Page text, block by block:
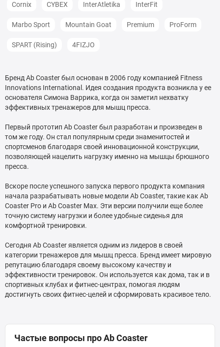
Cornix CYBEX InterAtletika InterFit
Marbo Sport Mountain Goat Premium ProForm
SPART (Rising) 4FIZJO
Бренд Ab Coaster был основан в 2006 году компанией Fitness
Innovations International. Идея создания продукта возникла у ее
основателя Симона Варрика, когда он заметил нехватку
эффективных тренажеров для мышц пресса.
Первый прототип Ab Coaster был разработан и произведен в
том же году. Он стал популярным среди знаменитостей и
спортсменов благодаря своей инновационной конструкции,
позволяющей нацелить нагрузку именно на мышцы брюшного
пресса.
Вскоре после успешного запуска первого продукта компания
начала разрабатывать новые модели Ab Coaster, такие как Ab
Coaster Pro и Ab Coaster Max. Эти версии получили еще более
точную систему нагрузки и более удобные сиденья для
комфортной тренировки.
Сегодня Ab Coaster является одним из лидеров в своей
категории тренажеров для мышц пресса. Бренд имеет мировую
репутацию благодаря своему высокому качеству и
эффективности тренировок. Он используется как дома, так и в
спортивных клубах и фитнес-центрах, помогая людям
достигнуть своих фитнес-целей и сформировать красивое тело.
Частые вопросы про Ab Coaster